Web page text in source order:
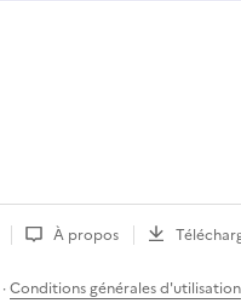
À propos
·Conditions générales d'utilisation